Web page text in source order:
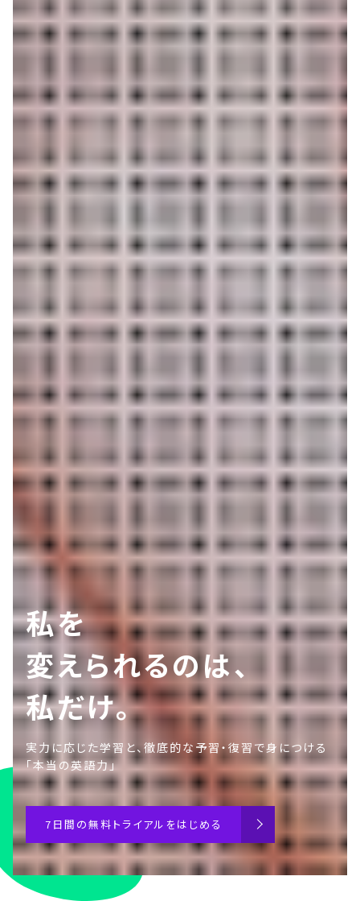
私を
変えられるのは、
私だけ。
実力に応じた学習と、徹底的な予習・復習で身につける
「本当の英語力」
7日間の無料トライアルをはじめる